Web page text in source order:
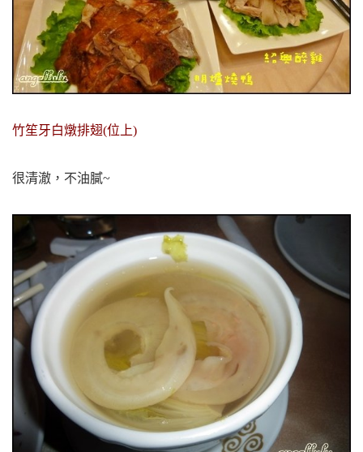
竹笙牙白燉排翅(位上)
很清澈，不油膩~